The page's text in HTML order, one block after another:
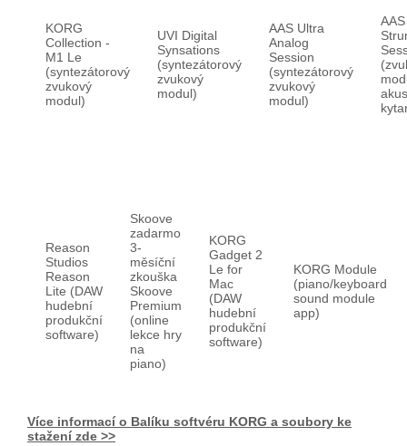
KORG
Collection -
M1 Le
(syntezátorový
zvukový
modul)
UVI Digital
Synsations
(syntezátorový
zvukový
modul)
AAS Ultra
Analog
Session
(syntezátorový
zvukový
modul)
AAS
Reason
Studios
Reason
Lite (DAW
hudební
produkční
software)
Skoove
zadarmo
3-
měsíční
zkouška
Skoove
Premium
(online
lekce hry
na
piano)
KORG
Gadget 2
Le for
Mac
(DAW
hudební
produkční
software)
KORG Module
(piano/keyboard
sound module
app)
Více informací o Balíku softvéru KORG a soubory ke
stažení zde >>